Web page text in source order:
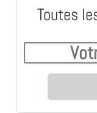
Toutes